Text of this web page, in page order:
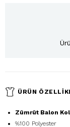
ÜRÜN
Zümrüt Balon
%100 Polyester